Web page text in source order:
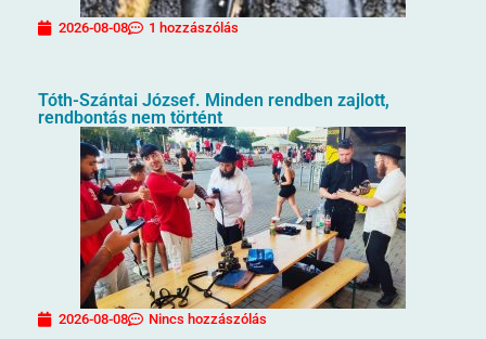
2026-08-08 1 hozzászólás
Tóth-Szántai József. Minden rendben zajlott,
rendbontás nem történt
2026-08-08 Nincs hozzászólás